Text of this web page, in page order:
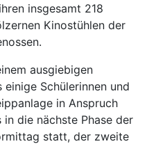
insgesamt 218
Kinostühlen der
ausgiebigen
Schülerinnen und
in Anspruch
die nächste Phase der
statt, der zweite